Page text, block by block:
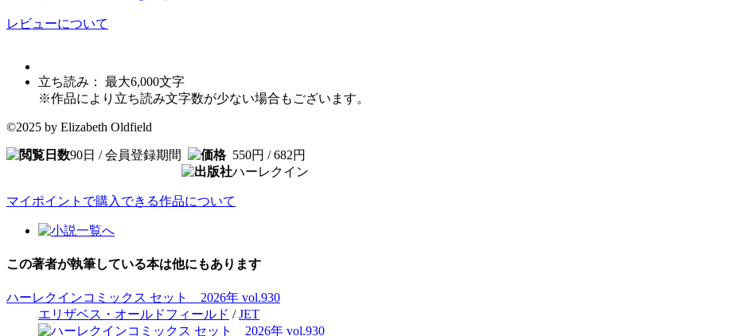
レビューについて
立ち読み： 最大6,000文字
※作品により立ち読み文字数が少ない場合もございます。
©2025 by Elizabeth Oldfield
90日 / 会員登録期間
550円 / 682円
ハーレクイン
マイポイントで購入できる作品について
この著者が執筆している本は他にもあります
ハーレクインコミックス セット 2026年 vol.930
エリザベス・オールドフィールド /JET